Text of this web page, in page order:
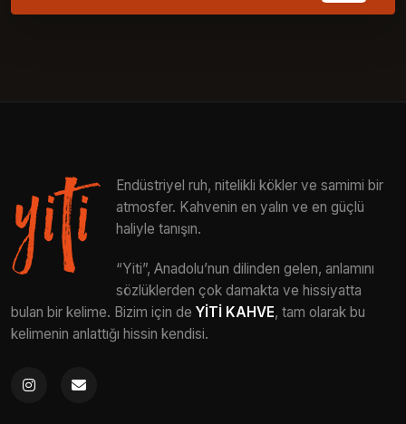
Endüstriyel ruh, nitelikli kökler ve samimi bir
atmosfer. Kahvenin en yalın ve en güçlü
haliyle tanışın.
“Yiti”, Anadolu’nun dilinden gelen, anlamını
sözlüklerden çok damakta ve hissiyatta
bulan bir kelime. Bizim için de YİTİ KAHVE, tam olarak bu
kelimenin anlattığı hissin kendisi.